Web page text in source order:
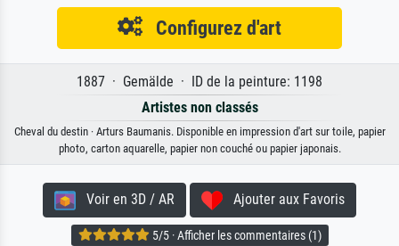
Configurez d'art
1887 · Gemälde · ID de la peinture: 1198
Artistes non classés
Cheval du destin · Arturs Baumanis. Disponible en impression d'art sur toile, papier
photo, carton aquarelle, papier non couché ou papier japonais.
Voir en 3D / AR Ajouter aux Favoris
5/5 · Afficher les commentaires (1)